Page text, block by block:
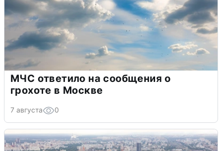
МЧС ответило на сообщения о
грохоте в Москве
7 августа 0